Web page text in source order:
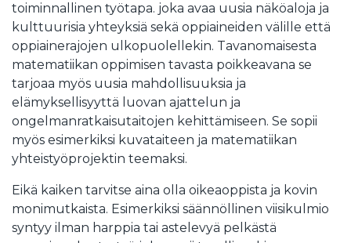
toiminnallinen työtapa. joka avaa uusia näköaloja ja
kulttuurisia yhteyksiä sekä oppiaineiden välille että
oppiainerajojen ulkopuolellekin. Tavanomaisesta
matematiikan oppimisen tavasta poikkeavana se
tarjoaa myös uusia mahdollisuuksia ja
elämyksellisyyttä luovan ajattelun ja
ongelmanratkaisutaitojen kehittämiseen. Se sopii
myös esimerkiksi kuvataiteen ja matematiikan
yhteistyöprojektin teemaksi.
Eikä kaiken tarvitse aina olla oikeaoppista ja kovin
monimutkaista. Esimerkiksi säännöllinen viisikulmio
syntyy ilman harppia tai astelevyä pelkästä